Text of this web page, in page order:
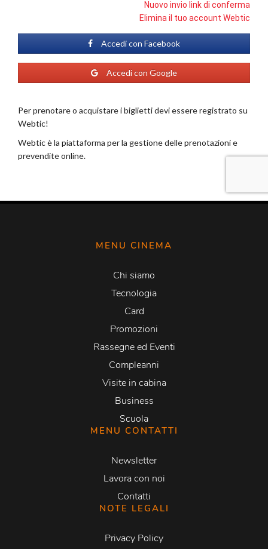
MENU CINEMA
Chi siamo
Tecnologia
Card
Promozioni
Rassegne ed Eventi
Compleanni
Visite in cabina
Business
Scuola
MENU CONTATTI
Newsletter
Lavora con noi
Contatti
NOTE LEGALI
Privacy Policy